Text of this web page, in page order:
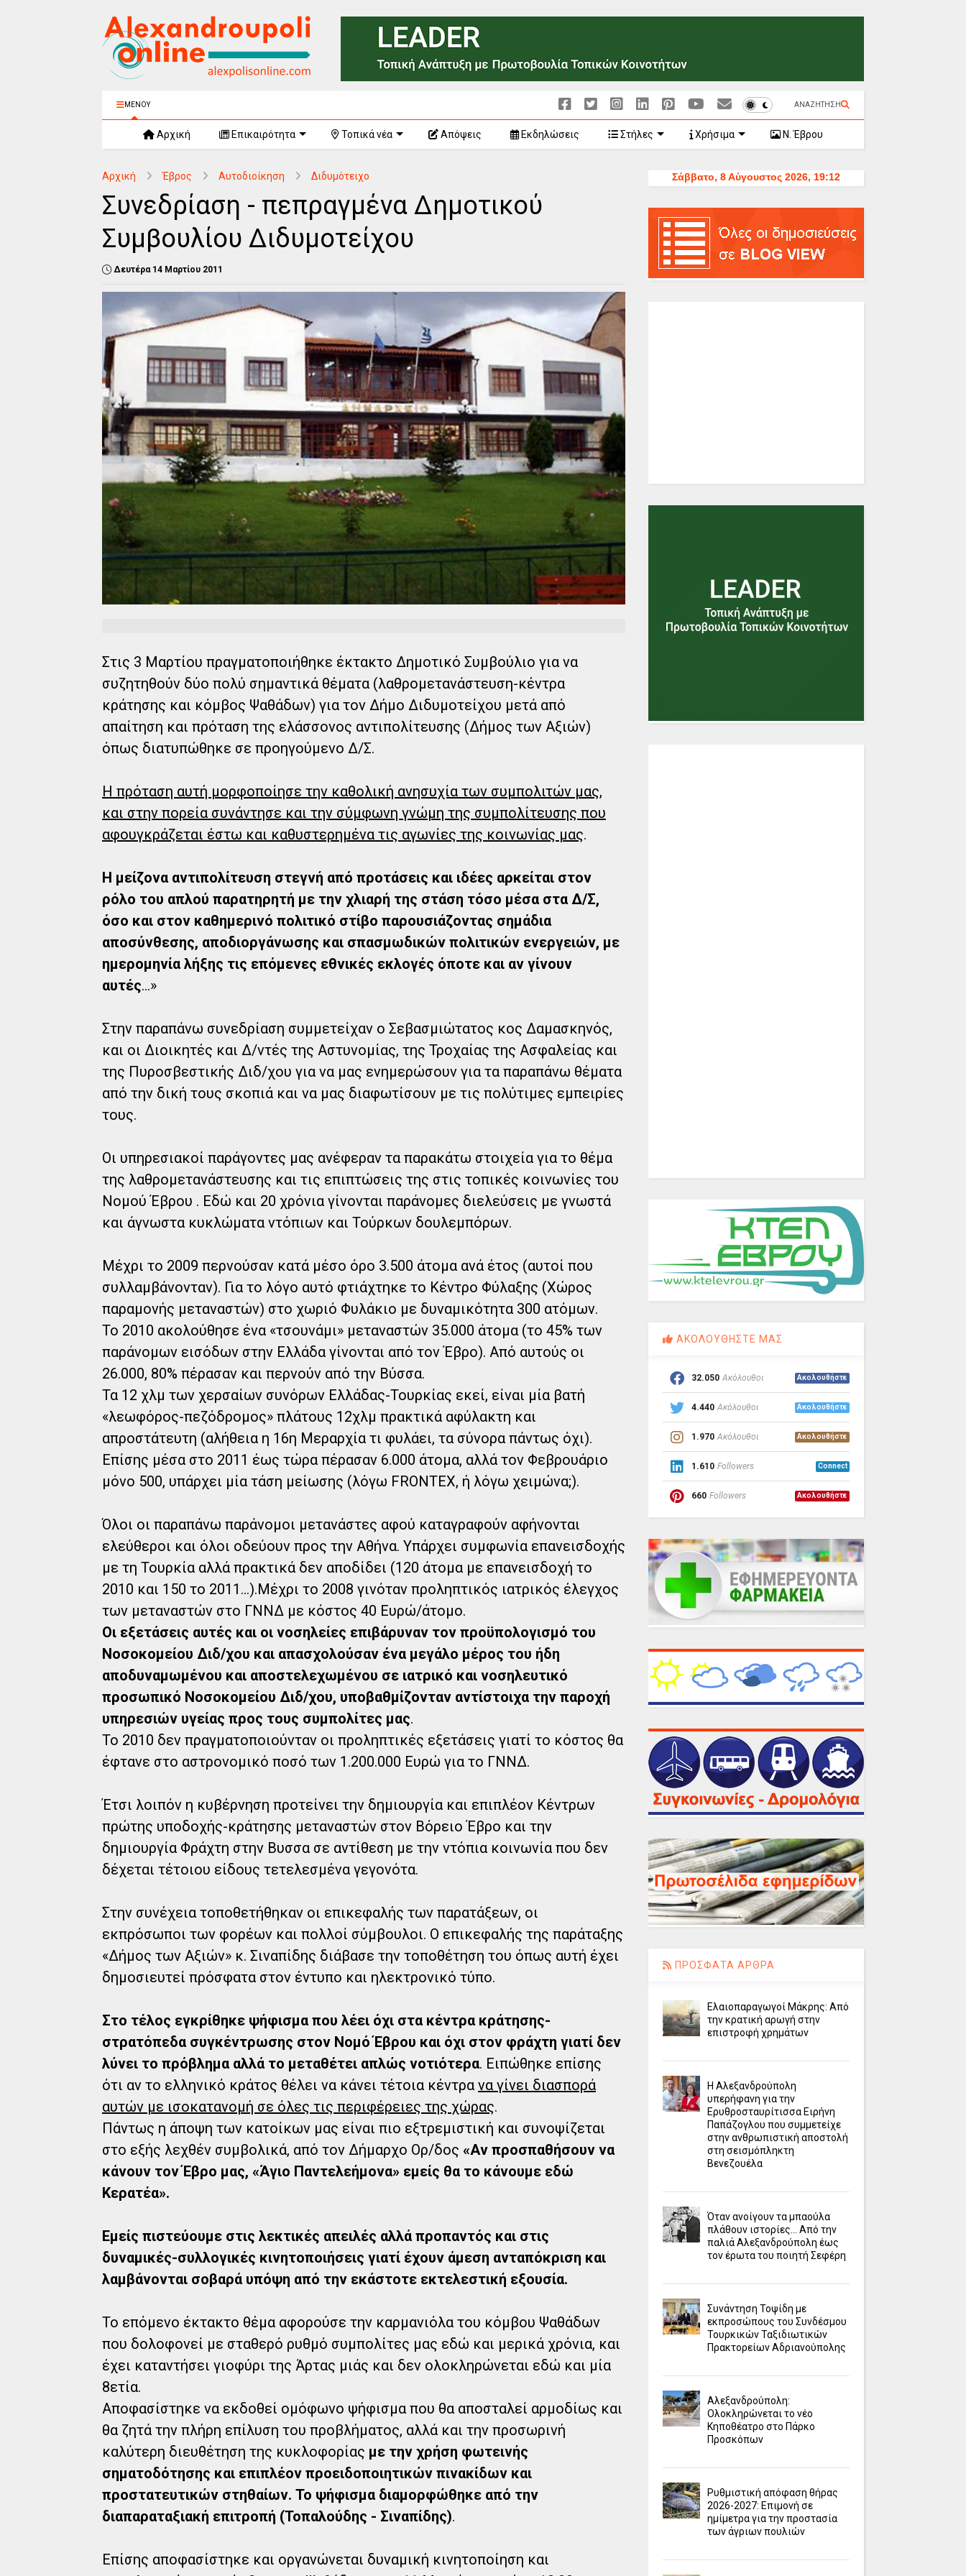
ΜΕΝΟΥ ΑΝΑΖΗΤΗΣΗ
Αρχική Επικαιρότητα Τοπικά νέα Απόψεις Εκδηλώσεις Στήλες Χρήσιμα Ν. Έβρου
Αρχική Έβρος Αυτοδιοίκηση Διδυμότειχο
Συνεδρίαση - πεπραγμένα Δημοτικού
Συμβουλίου Διδυμοτείχου
Δευτέρα 14 Μαρτίου 2011
Στις 3 Μαρτίου πραγματοποιήθηκε έκτακτο Δημοτικό Συμβούλιο για να
συζητηθούν δύο πολύ σημαντικά θέματα (λαθρομετανάστευση-κέντρα
κράτησης και κόμβος Ψαθάδων) για τον Δήμο Διδυμοτείχου μετά από
απαίτηση και πρόταση της ελάσσονος αντιπολίτευσης (Δήμος των Αξιών)
όπως διατυπώθηκε σε προηγούμενο Δ/Σ.
Η πρόταση αυτή μορφοποίησε την καθολική ανησυχία των συμπολιτών μας,
και στην πορεία συνάντησε και την σύμφωνη γνώμη της συμπολίτευσης που
αφουγκράζεται έστω και καθυστερημένα τις αγωνίες της κοινωνίας μας.
Η μείζονα αντιπολίτευση στεγνή από προτάσεις και ιδέες αρκείται στον
ρόλο του απλού παρατηρητή με την χλιαρή της στάση τόσο μέσα στα Δ/Σ,
όσο και στον καθημερινό πολιτικό στίβο παρουσιάζοντας σημάδια
αποσύνθεσης, αποδιοργάνωσης και σπασμωδικών πολιτικών ενεργειών, με
ημερομηνία λήξης τις επόμενες εθνικές εκλογές όποτε και αν γίνουν
αυτές...»
Στην παραπάνω συνεδρίαση συμμετείχαν ο Σεβασμιώτατος κος Δαμασκηνός,
και οι Διοικητές και Δ/ντές της Αστυνομίας, της Τροχαίας της Ασφαλείας και
της Πυροσβεστικής Διδ/χου για να μας ενημερώσουν για τα παραπάνω θέματα
από την δική τους σκοπιά και να μας διαφωτίσουν με τις πολύτιμες εμπειρίες
τους.
Οι υπηρεσιακοί παράγοντες μας ανέφεραν τα παρακάτω στοιχεία για το θέμα
της λαθρομετανάστευσης και τις επιπτώσεις της στις τοπικές κοινωνίες του
Νομού Έβρου . Εδώ και 20 χρόνια γίνονται παράνομες διελεύσεις με γνωστά
και άγνωστα κυκλώματα ντόπιων και Τούρκων δουλεμπόρων.
Μέχρι το 2009 περνούσαν κατά μέσο όρο 3.500 άτομα ανά έτος (αυτοί που
συλλαμβάνονταν). Για το λόγο αυτό φτιάχτηκε το Κέντρο Φύλαξης (Χώρος
παραμονής μεταναστών) στο χωριό Φυλάκιο με δυναμικότητα 300 ατόμων.
Το 2010 ακολούθησε ένα «τσουνάμι» μεταναστών 35.000 άτομα (το 45% των
παράνομων εισόδων στην Ελλάδα γίνονται από τον Έβρο). Από αυτούς οι
26.000, 80% πέρασαν και περνούν από την Βύσσα.
Τα 12 χλμ των χερσαίων συνόρων Ελλάδας-Τουρκίας εκεί, είναι μία βατή
«λεωφόρος-πεζόδρομος» πλάτους 12χλμ πρακτικά αφύλακτη και
απροστάτευτη (αλήθεια η 16η Μεραρχία τι φυλάει, τα σύνορα πάντως όχι).
Επίσης μέσα στο 2011 έως τώρα πέρασαν 6.000 άτομα, αλλά τον Φεβρουάριο
μόνο 500, υπάρχει μία τάση μείωσης (λόγω FRONTEX, ή λόγω χειμώνα;).
Όλοι οι παραπάνω παράνομοι μετανάστες αφού καταγραφούν αφήνονται
ελεύθεροι και όλοι οδεύουν προς την Αθήνα. Υπάρχει συμφωνία επανεισδοχής
με τη Τουρκία αλλά πρακτικά δεν αποδίδει (120 άτομα με επανεισδοχή το
2010 και 150 το 2011…).Μέχρι το 2008 γινόταν προληπτικός ιατρικός έλεγχος
των μεταναστών στο ΓΝΝΔ με κόστος 40 Ευρώ/άτομο.
Οι εξετάσεις αυτές και οι νοσηλείες επιβάρυναν τον προϋπολογισμό του
Νοσοκομείου Διδ/χου και απασχολούσαν ένα μεγάλο μέρος του ήδη
αποδυναμωμένου και αποστελεχωμένου σε ιατρικό και νοσηλευτικό
προσωπικό Νοσοκομείου Διδ/χου, υποβαθμίζονταν αντίστοιχα την παροχή
υπηρεσιών υγείας προς τους συμπολίτες μας.
Το 2010 δεν πραγματοποιούνταν οι προληπτικές εξετάσεις γιατί το κόστος θα
έφτανε στο αστρονομικό ποσό των 1.200.000 Ευρώ για το ΓΝΝΔ.
Έτσι λοιπόν η κυβέρνηση προτείνει την δημιουργία και επιπλέον Κέντρων
πρώτης υποδοχής-κράτησης μεταναστών στον Βόρειο Έβρο και την
δημιουργία Φράχτη στην Βυσσα σε αντίθεση με την ντόπια κοινωνία που δεν
δέχεται τέτοιου είδους τετελεσμένα γεγονότα.
Στην συνέχεια τοποθετήθηκαν οι επικεφαλής των παρατάξεων, οι
εκπρόσωποι των φορέων και πολλοί σύμβουλοι. Ο επικεφαλής της παράταξης
«Δήμος των Αξιών» κ. Σιναπίδης διάβασε την τοποθέτηση του όπως αυτή έχει
δημοσιευτεί πρόσφατα στον έντυπο και ηλεκτρονικό τύπο.
Στο τέλος εγκρίθηκε ψήφισμα που λέει όχι στα κέντρα κράτησης-
στρατόπεδα συγκέντρωσης στον Νομό Έβρου και όχι στον φράχτη γιατί δεν
λύνει το πρόβλημα αλλά το μεταθέτει απλώς νοτιότερα. Ειπώθηκε επίσης
ότι αν το ελληνικό κράτος θέλει να κάνει τέτοια κέντρα να γίνει διασπορά
αυτών με ισοκατανομή σε όλες τις περιφέρειες της χώρας.
Πάντως η άποψη των κατοίκων μας είναι πιο εξτρεμιστική και συνοψίζεται
στο εξής λεχθέν συμβολικά, από τον Δήμαρχο Ορ/δος «Αν προσπαθήσουν να
κάνουν τον Έβρο μας, «Άγιο Παντελεήμονα» εμείς θα το κάνουμε εδώ
Κερατέα».
Εμείς πιστεύουμε στις λεκτικές απειλές αλλά προπαντός και στις
δυναμικές-συλλογικές κινητοποιήσεις γιατί έχουν άμεση ανταπόκριση και
λαμβάνονται σοβαρά υπόψη από την εκάστοτε εκτελεστική εξουσία.
Το επόμενο έκτακτο θέμα αφορούσε την καρμανιόλα του κόμβου Ψαθάδων
που δολοφονεί με σταθερό ρυθμό συμπολίτες μας εδώ και μερικά χρόνια, και
έχει καταντήσει γιοφύρι της Άρτας μιάς και δεν ολοκληρώνεται εδώ και μία
8ετία.
Αποφασίστηκε να εκδοθεί ομόφωνο ψήφισμα που θα αποσταλεί αρμοδίως και
θα ζητά την πλήρη επίλυση του προβλήματος, αλλά και την προσωρινή
καλύτερη διευθέτηση της κυκλοφορίας με την χρήση φωτεινής
σηματοδότησης και επιπλέον προειδοποιητικών πινακίδων και
προστατευτικών στηθαίων. Το ψήφισμα διαμορφώθηκε από την
διαπαραταξιακή επιτροπή (Τοπαλούδης - Σιναπίδης).
Επίσης αποφασίστηκε και οργανώνεται δυναμική κινητοποίηση και
ΑΚΟΛΟΥΘΗΣΤΕ ΜΑΣ
32.050 Ακόλουθοι Ακολουθήστε
4.440 Ακόλουθοι Ακολουθήστε
1.970 Ακόλουθοι Ακολουθήστε
1.610 Followers Connect
660 Followers Ακολουθήστε
ΠΡΟΣΦΑΤΑ ΑΡΘΡΑ
Ελαιοπαραγωγοί Μάκρης: Από
την κρατική αρωγή στην
επιστροφή χρημάτων
Η Αλεξανδρούπολη
υπερήφανη για την
Ερυθροσταυρίτισσα Ειρήνη
Παπάζογλου που συμμετείχε
στην ανθρωπιστική αποστολή
στη σεισμόπληκτη
Βενεζουέλα
Όταν ανοίγουν τα μπαούλα
πλάθουν ιστορίες... Από την
παλιά Αλεξανδρούπολη έως
τον έρωτα του ποιητή Σεφέρη
Συνάντηση Τοψίδη με
εκπροσώπους του Συνδέσμου
Τουρκικών Ταξιδιωτικών
Πρακτορείων Αδριανούπολης
Αλεξανδρούπολη:
Ολοκληρώνεται το νέο
Κηποθέατρο στο Πάρκο
Προσκόπων
Ρυθμιστική απόφαση θήρας
2026-2027: Επιμονή σε
ημίμετρα για την προστασία
των άγριων πουλιών